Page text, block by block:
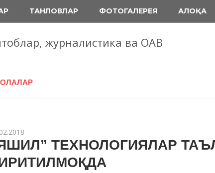
ТАНЛОВЛАР ФОТОГАЛЕРЕЯ АЛОҚА
журналистика ва ОАВ
ТЕХНОЛОГИЯЛАР